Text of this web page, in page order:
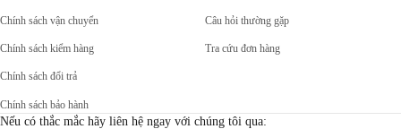
Chính sách vận chuyển
Chính sách kiểm hàng
Chính sách đổi trả
Chính sách bảo hành
Câu hỏi thường gặp
Tra cứu đơn hàng
Nếu có thắc mắc hãy liên hệ ngay với chúng tôi qua: